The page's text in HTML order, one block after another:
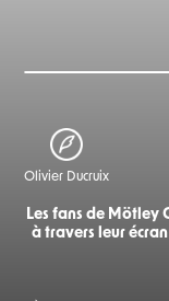
Olivier Ducruix
Les fans de Mötley
à travers leur